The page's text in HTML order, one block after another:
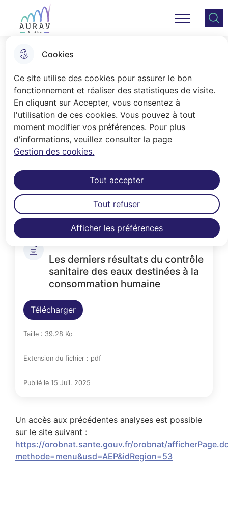
Cookies
Ce site utilise des cookies pour assurer le bon
fonctionnement et réaliser des statistiques de visite.
En cliquant sur Accepter, vous consentez à
l'utilisation de ces cookies. Vous pouvez à tout
moment modifier vos préférences. Pour plus
d'informations, veuillez consulter la page
Gestion des cookies.
Afficher les préférences
Tout accepter
Tout refuser
Aller
au
menu
Consulter
le plan
Ville Auray Menu principal
Accueil
Résultats des analyses du contrôle
sanitaire des eaux destinées à la
consommation humaine.
L’Agence Régionale de Santé transmet
régulièrement les analyses issues de ses contrôles
sanitaires. Le dernier bulletin est affiché à l’entrée
de la mairie et disponible ci-dessous.
Les derniers résultats du contrôle
sanitaire des eaux destinées à la
consommation humaine
Télécharger
Taille : 39.28 Ko
Extension du fichier : pdf
Publié le 15 Juil. 2025
Un accès aux précédentes analyses est possible
sur le site suivant :
https://orobnat.sante.gouv.fr/orobnat/
methode=menu&usd=AEP&idRegion=53